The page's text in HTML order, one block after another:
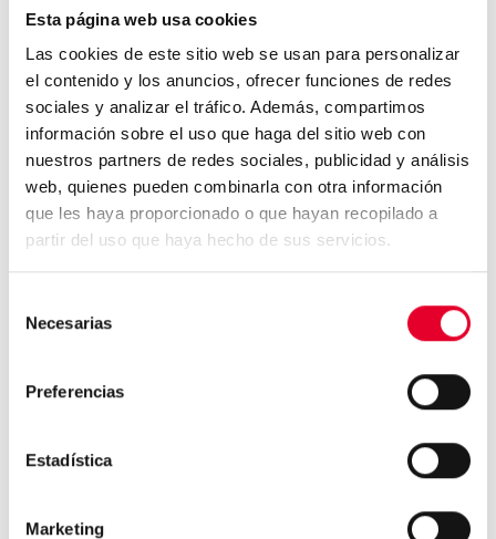
Esta página web usa cookies
Las cookies de este sitio web se usan para personalizar
el contenido y los anuncios, ofrecer funciones de redes
sociales y analizar el tráfico. Además, compartimos
información sobre el uso que haga del sitio web con
nuestros partners de redes sociales, publicidad y análisis
web, quienes pueden combinarla con otra información
que les haya proporcionado o que hayan recopilado a
partir del uso que haya hecho de sus servicios.
Necesarias
Preferencias
Estadística
Marketing
¿Sueles comer snacks en el día a día o solo en
Comparte con nosotros tus elecciones favoritas de
snacks para un día en la oficina.
La pandemia ha cambiado
El 70% de los consumidores